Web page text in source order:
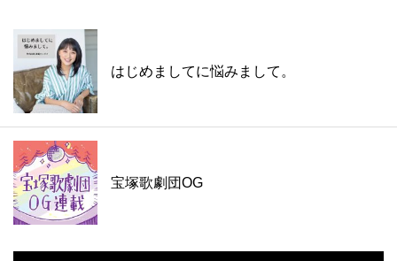
はじめましてに悩みまして。
宝塚歌劇団OG